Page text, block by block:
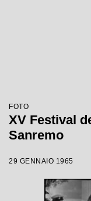
FOTO
XV Festival
Sanremo
29 GENNAIO 1965